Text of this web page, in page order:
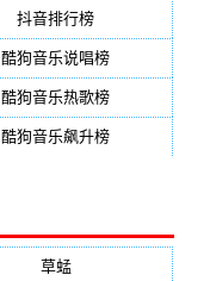
抖音排行榜
酷狗音乐说唱榜
酷狗音乐热歌榜
酷狗音乐飙升榜
草蜢